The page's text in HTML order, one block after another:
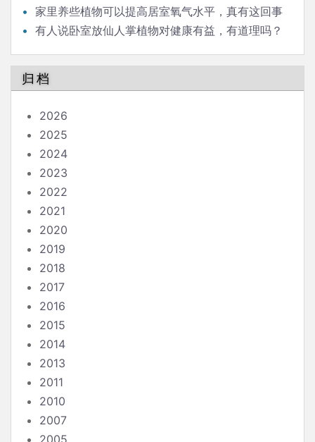
吗？家里养些植物可以提高居室氧气水平，真有这回事
吗？有人说卧室放仙人掌植物对健康有益，有道理吗？
归档
2026
2025
2024
2023
2022
2021
2020
2019
2018
2017
2016
2015
2014
2013
2011
2010
2007
2005